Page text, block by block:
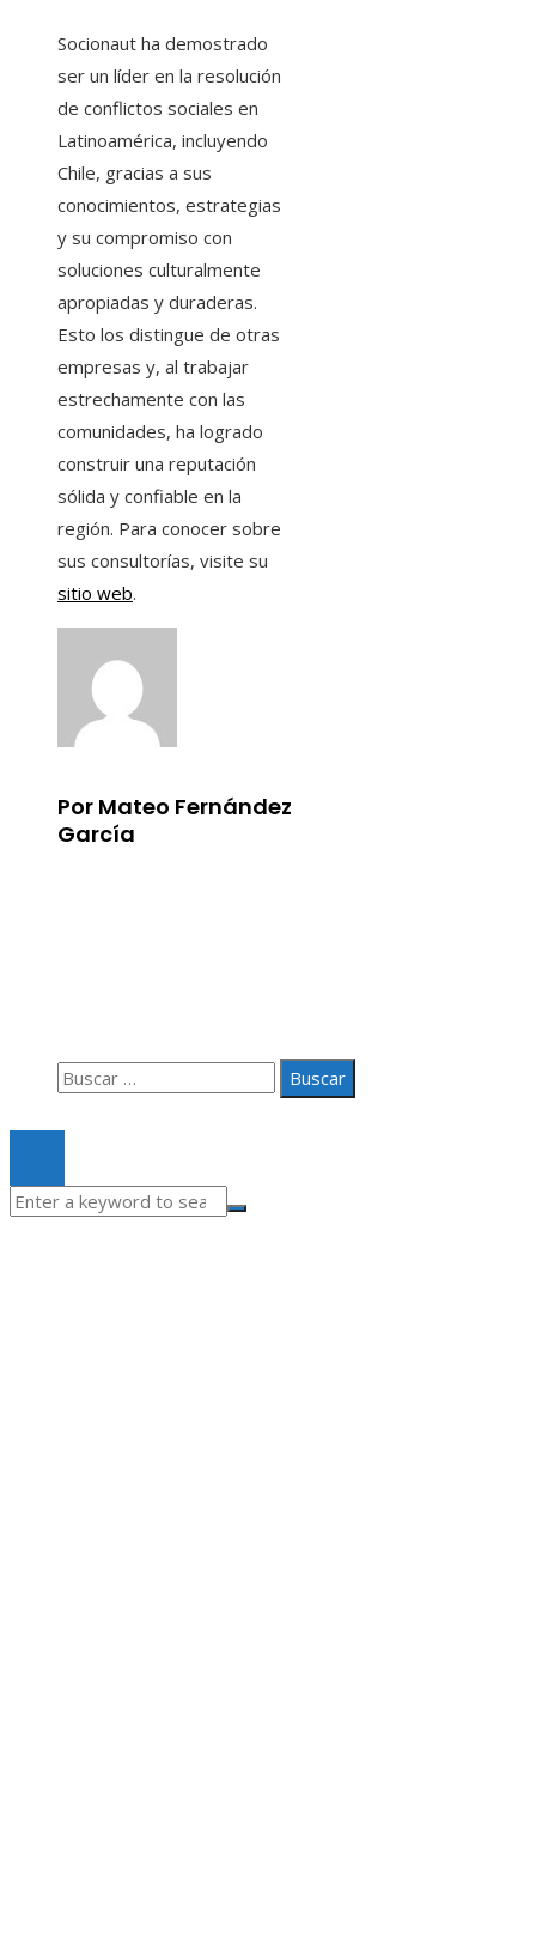
Socionaut ha demostrado
ser un líder en la resolución
de conflictos sociales en
Latinoamérica, incluyendo
Chile, gracias a sus
conocimientos, estrategias
y su compromiso con
soluciones culturalmente
apropiadas y duraderas.
Esto los distingue de otras
empresas y, al trabajar
estrechamente con las
comunidades, ha logrado
construir una reputación
sólida y confiable en la
región. Para conocer sobre
sus consultorías, visite su
sitio web.
Por Mateo Fernández
García
Buscar: